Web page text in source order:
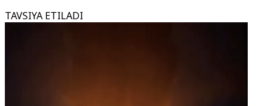
TAVSIYA ETILADI